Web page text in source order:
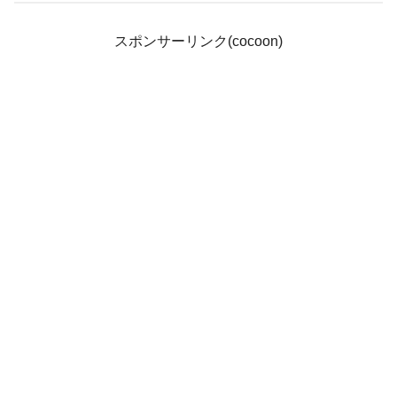
スポンサーリンク(cocoon)